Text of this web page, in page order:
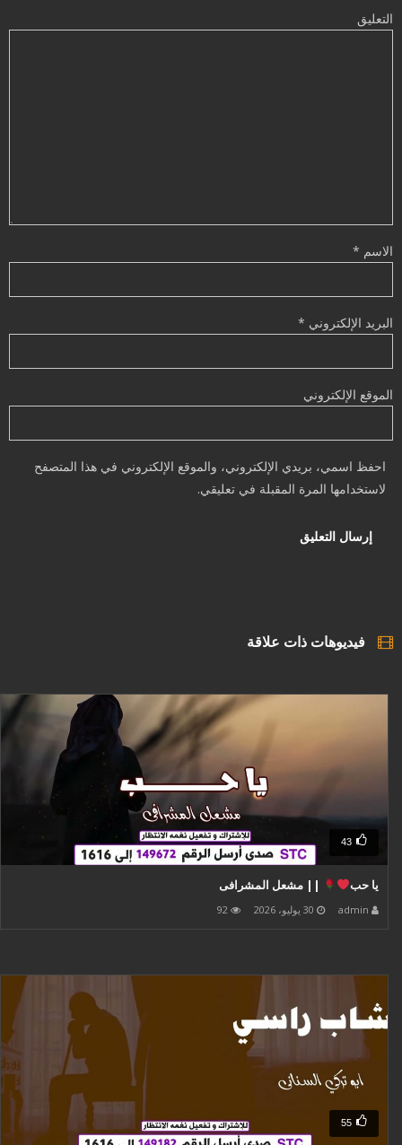
التعليق
الاسم *
البريد الإلكتروني *
الموقع الإلكتروني
احفظ اسمي، بريدي الإلكتروني، والموقع الإلكتروني في هذا المتصفح
لاستخدامها المرة المقبلة في تعليقي.
فيديوهات ذات علاقة
43
يا حب || مشعل المشرافى
admin 30 يوليو، 2026 92
55